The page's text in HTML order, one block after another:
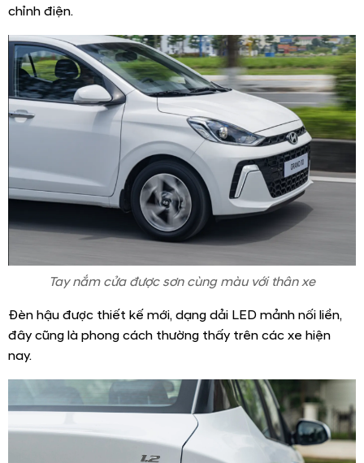
chỉnh điện.
Tay nắm cửa được sơn cùng màu với thân xe
Đèn hậu được thiết kế mới, dạng dải LED mảnh nối liền,
đây cũng là phong cách thường thấy trên các xe hiện
nay.